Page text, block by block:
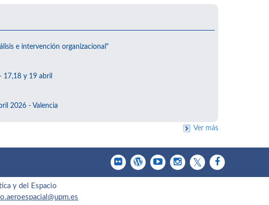
e intervención organizacional"
17,18 y 19 abril
2026 - Valencia
Ver más
y del Espacio